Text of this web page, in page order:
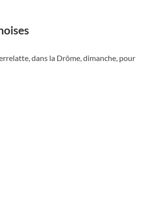
dans la Drôme, dimanche, pour